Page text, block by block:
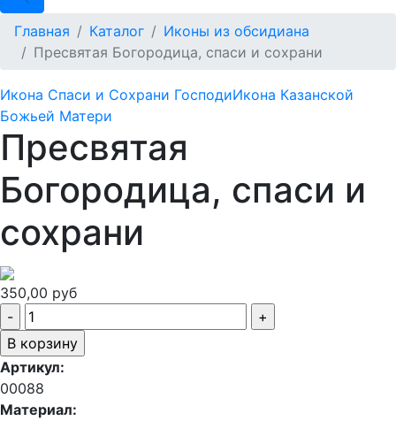
Главная Каталог
Иконы из обсидиана
Пресвятая Богородица, спаси и сохрани
Икона Спаси и Сохрани ГосподиИкона Казанской
Божьей Матери
Пресвятая
Богородица, спаси и
сохрани
350,00 руб
Артикул:
00088
Материал: